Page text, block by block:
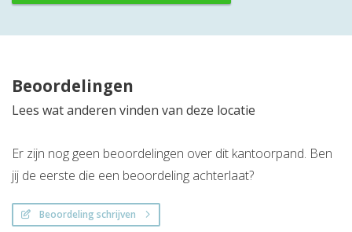
Beoordelingen
Lees wat anderen vinden van deze locatie
Er zijn nog geen beoordelingen over dit kantoorpand. Ben
jij de eerste die een beoordeling achterlaat?
Beoordeling schrijven